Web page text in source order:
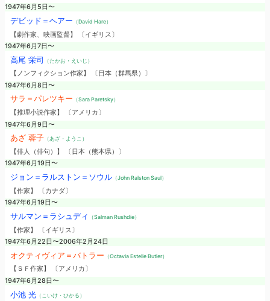
1947年6月5日〜
デビッド＝ヘアー （David Hare）
【劇作家、映画監督】 〔イギリス〕
1947年6月7日〜
高尾 栄司 （たかお・えいじ）
【ノンフィクション作家】 〔日本（群馬県）〕
1947年6月8日〜
サラ＝パレツキー （Sara Paretsky）
【推理小説作家】 〔アメリカ〕
1947年6月9日〜
あざ 蓉子（あざ・ようこ）
【俳人（俳句）】 〔日本（熊本県）〕
1947年6月19日〜
ジョン＝ラルストン＝ソウル（John Ralston Saul）
【作家】 〔カナダ〕
1947年6月19日〜
サルマン＝ラシュディ （Salman Rushdie）
【作家】 〔イギリス〕
1947年6月22日〜2006年2月24日
オクティヴィア＝バトラー （Octavia Estelle Butler）
【ＳＦ作家】 〔アメリカ〕
1947年6月28日〜
小池 光（こいけ・ひかる）